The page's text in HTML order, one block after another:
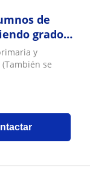
de
grado
y
se